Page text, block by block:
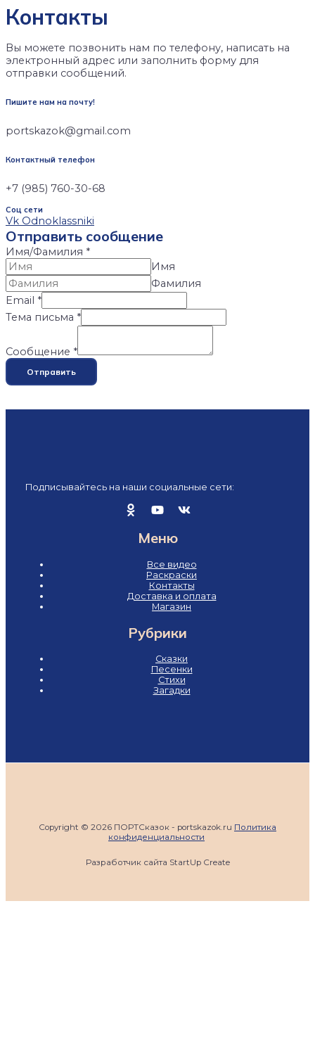
Контакты
Вы можете позвонить нам по телефону, написать на
электронный адрес или заполнить форму для
отправки сообщений.
Пишите нам на почту!
portskazok@gmail.com
Контактный телефон
+7 (985) 760-30-68
Соц сети
Vk Odnoklassniki
Отправить сообщение
Имя/Фамилия *
Имя
Фамилия
Email *
Тема письма *
Сообщение *
Отправить
Подписывайтесь на наши социальные сети:
Меню
Все видео
Раскраски
Контакты
Доставка и оплата
Магазин
Рубрики
Сказки
Песенки
Стихи
Загадки
Copyright © 2026 ПОРТСказок - portskazok.ru Политика
конфиденциальности
Разработчик сайта StartUp Create